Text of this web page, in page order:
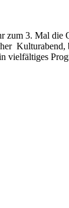
zum 3. Mal die
Kulturabend,
vielfältiges